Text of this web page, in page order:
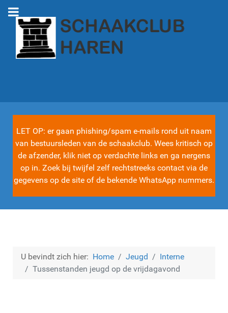
LET OP: er gaan phishing/spam e-mails rond uit naam
van bestuursleden van de schaakclub. Wees kritisch op
de afzender, klik niet op verdachte links en ga nergens
op in. Zoek bij twijfel zelf rechtstreeks contact via de
gegevens op de site of de bekende WhatsApp nummers.
U bevindt zich hier: Home Jeugd
Interne
Tussenstanden jeugd op de vrijdagavond